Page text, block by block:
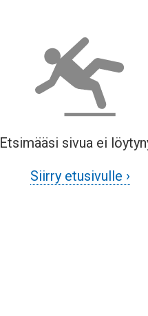
Etsimääsi sivua ei
Siirry etusivulle ›